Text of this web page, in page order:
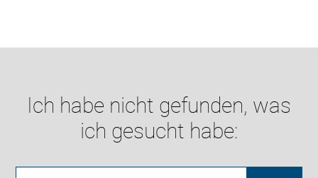
Ich habe nicht gefunden, was
ich gesucht habe: